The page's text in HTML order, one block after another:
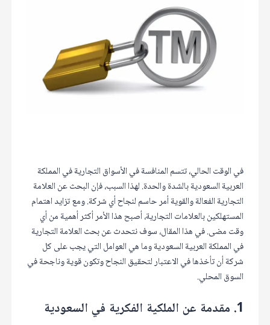
في الوقت الحالي، تتسم المنافسة في الأسواق التجارية في المملكة
العربية السعودية بالشدة والحدة. لهذا السبب، فإن البحث عن العلامة
التجارية الفعالة والقوية أمر حاسم لنجاح أي شركة. ومع تزايد اهتمام
المستهلكين بالعلامات التجارية، أصبح هذا الأمر أكثر أهمية من أي
وقت مضى. في هذا المقال، سوف نتحدث عن بحث العلامة التجارية
في المملكة العربية السعودية وما هي العوامل التي يجب على كل
شركة أن تأخذها في الاعتبار لتحقيق النجاح وتكون قوية وناجحة في
السوق المحلي.
1. مقدمة عن الملكية الفكرية في السعودية